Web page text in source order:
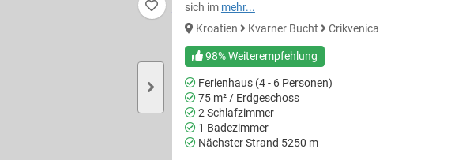
sich im mehr...
Kroatien
Kvarner Bucht Crikvenica
98% Weiterempfehlung
Ferienhaus (4 - 6 Personen)
75 m² / Erdgeschoss
2 Schlafzimmer
1 Badezimmer
Nächster Strand 5250 m